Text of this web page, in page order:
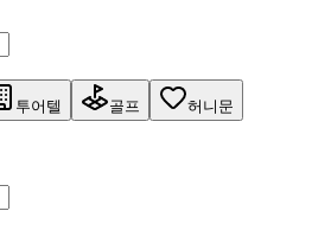
투어텔 골프 허니문